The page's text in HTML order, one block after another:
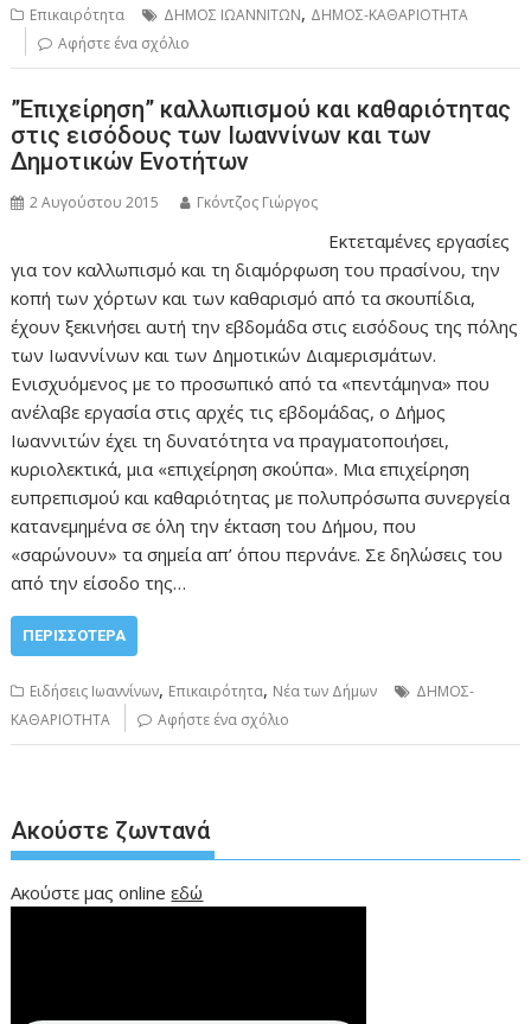
Επικαιρότητα ΔΗΜΟΣ ΙΩΑΝΝΙΤΩΝ, ΔΗΜΟΣ-ΚΑΘΑΡΙΟΤΗΤΑ
Αφήστε ένα σχόλιο
”Επιχείρηση” καλλωπισμού και καθαριότητας
στις εισόδους των Ιωαννίνων και των
Δημοτικών Ενοτήτων
2 Αυγούστου 2015 Γκόντζος Γιώργος
Εκτεταμένες εργασίες
για τον καλλωπισμό και τη διαμόρφωση του πρασίνου, την
κοπή των χόρτων και των καθαρισμό από τα σκουπίδια,
έχουν ξεκινήσει αυτή την εβδομάδα στις εισόδους της πόλης
των Ιωαννίνων και των Δημοτικών Διαμερισμάτων.
Ενισχυόμενος με το προσωπικό από τα «πεντάμηνα» που
ανέλαβε εργασία στις αρχές τις εβδομάδας, ο Δήμος
Ιωαννιτών έχει τη δυνατότητα να πραγματοποιήσει,
κυριολεκτικά, μια «επιχείρηση σκούπα». Μια επιχείρηση
ευπρεπισμού και καθαριότητας με πολυπρόσωπα συνεργεία
κατανεμημένα σε όλη την έκταση του Δήμου, που
«σαρώνουν» τα σημεία απ’ όπου περνάνε. Σε δηλώσεις του
από την είσοδο της…
ΠΕΡΙΣΣΌΤΕΡΑ
Ειδήσεις Ιωαννίνων, Επικαιρότητα, Νέα των Δήμων
ΔΗΜΟΣ-
ΚΑΘΑΡΙΟΤΗΤΑ
Αφήστε ένα σχόλιο
Ακούστε ζωντανά
Ακούστε μας onlineεδώ